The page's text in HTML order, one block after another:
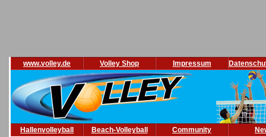
www.volley.de Volley Shop Impressum
Hallenvolleyball Beach-Volleyball Community